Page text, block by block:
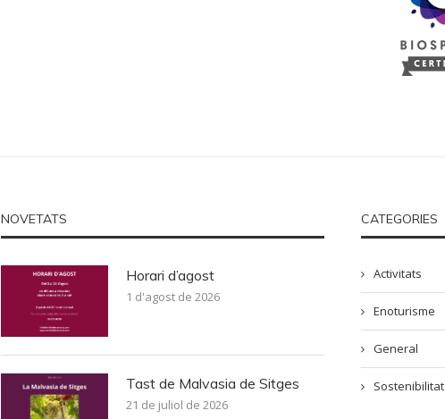
NOVETATS
Horari d’agost
1 d'agost de 2026
Tast de Malvasia de Sitges
21 de juliol de 2026
CATEGORIES
Activitats
Enoturisme
General
Sostenibilitat